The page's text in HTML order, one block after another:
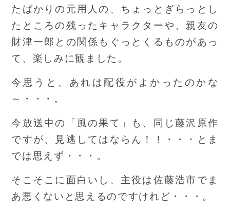
たばかりの元用人の、ちょっとぎらっとし
たところの残ったキャラクターや、親友の
財津一郎との関係もぐっとくるものがあっ
て、楽しみに観ました。
今思うと、あれは配役がよかったのかな
～・・・。
今放送中の「風の果て」も、同じ藤沢原作
ですが、見逃してはならん！！・・・とま
では思えず・・・。
そこそこに面白いし、主役は佐藤浩市でま
あ悪くないと思えるのですけれど・・・。